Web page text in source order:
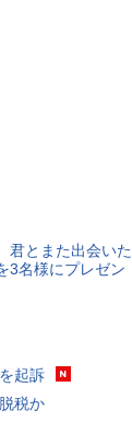
君とまた出会いた
3名様にプレゼン
起訴
税か